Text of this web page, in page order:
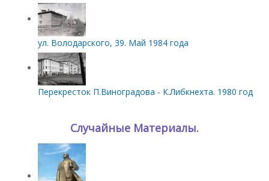
ул. Володарского, 39. Май 1984 года
Перекресток П.Виноградова - К.Либкнехта. 1980 год
Случайные Материалы.